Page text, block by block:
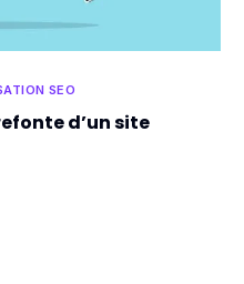
SEO
d’un site